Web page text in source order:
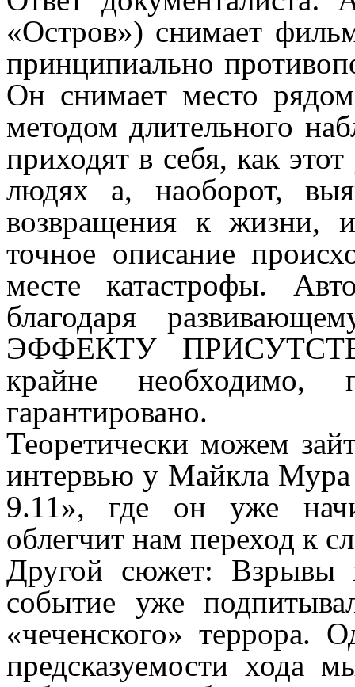
«Остров») снимает
принципиально
Он снимает место
методом длительного
приходят в себя, как
людях а, наоборот,
возвращения к жизни,
точное описание
месте катастрофы.
благодаря
ЭФФЕКТУ
крайне необходимо,
гарантировано.
Теоретически можем
интервью у Майкла Мура
9.11», где он уже
облегчит нам переход к
Другой сюжет: Взрывы
событие уже
«чеченского» террора.
предсказуемости хода